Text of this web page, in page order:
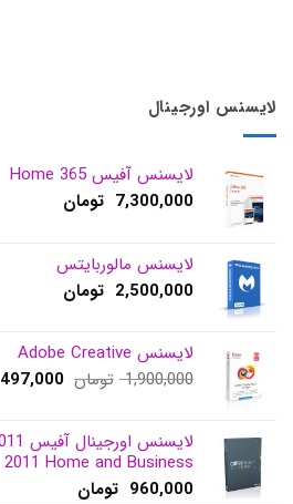
لایسنس اورجینال
لایسنس آفیس 365 Home
7,300,000 تومان
لایسنس مالوربایتس
2,500,000 تومان
لایسنس Adobe Creative
1,900,000 تومان قیمت
بود.
497,000
2011 Home and Business
960,000 تومان